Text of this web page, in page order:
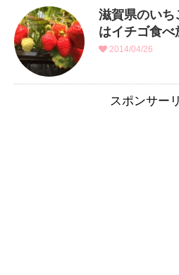
滋賀県のいち
はイチゴ食べ
2014/04/26
スポンサー